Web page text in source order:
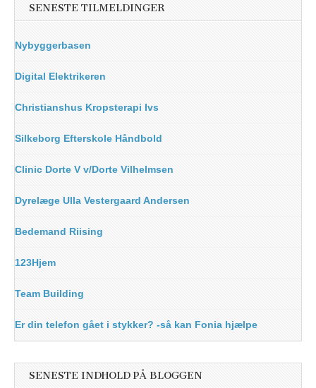
SENESTE TILMELDINGER
Nybyggerbasen
Digital Elektrikeren
Christianshus Kropsterapi Ivs
Silkeborg Efterskole Håndbold
Clinic Dorte V v/Dorte Vilhelmsen
Dyrelæge Ulla Vestergaard Andersen
Bedemand Riising
123Hjem
Team Building
Er din telefon gået i stykker? -så kan Fonia hjælpe
SENESTE INDHOLD PÅ BLOGGEN